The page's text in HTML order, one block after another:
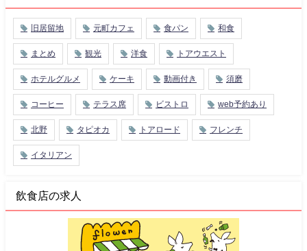
旧居留地 元町カフェ 食パン 和食
まとめ 観光 洋食 トアウエスト
ホテルグルメ ケーキ 動画付き 須磨
コーヒー テラス席 ビストロ web予約あり
北野 タピオカ トアロード フレンチ
イタリアン
飲食店の求人